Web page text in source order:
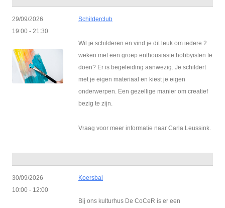
29/09/2026
19:00 - 21:30
Schilderclub
Wil je schilderen en vind je dit leuk om iedere 2
weken met een groep enthousiaste hobbyisten te
doen? Er is begeleiding aanwezig. Je schildert
met je eigen materiaal en kiest je eigen
onderwerpen. Een gezellige manier om creatief
bezig te zijn.
Vraag voor meer informatie naar Carla Leussink.
30/09/2026
10:00 - 12:00
Koersbal
Bij ons kulturhus De CoCeR is er een